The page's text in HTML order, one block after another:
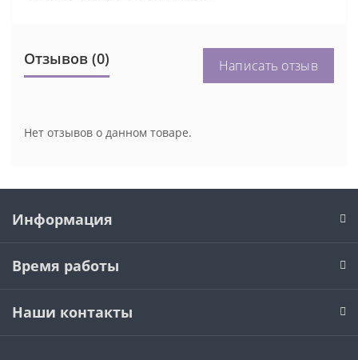
Отзывов (0) Написать отзыв
Нет отзывов о данном товаре.
Информация
Время работы
Наши контакты